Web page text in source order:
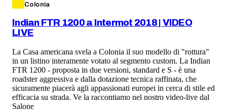
Colonia
Indian FTR 1200 a Intermot 2018 | VIDEO
LIVE
La Casa americana svela a Colonia il suo modello di "rottura"
in un listino interamente votato al segmento custom. La Indian
FTR 1200 - proposta in due versioni, standard e S - è una
roadster aggressiva e dalla dotazione tecnica raffinata, che
sicuramente piacerà agli appassionati europei in cerca di stile ed
efficacia su strada. Ve la raccontiamo nel nostro video-live dal
Salone